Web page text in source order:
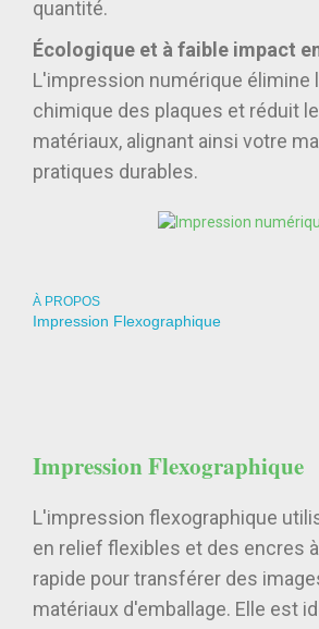
quantité.
Écologique et à faible impact
L'impression numérique élimine
chimique des plaques et réduit
matériaux, alignant ainsi votre
pratiques durables.
À PROPOS
Impression Flexographique
Impression Flexographique
L'impression flexographique
en relief flexibles et des encres
rapide pour transférer des
matériaux d'emballage. Elle est